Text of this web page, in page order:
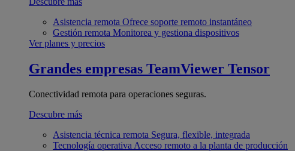
Asistencia remota Ofrece soporte remoto instantáneo
Gestión remota Monitorea y gestiona dispositivos
Ver planes y precios
Grandes empresas TeamViewer Tensor
Conectividad remota para operaciones seguras.
Descubre más
Asistencia técnica remota Segura, flexible, integrada
Tecnología operativa Acceso remoto a la planta de producción